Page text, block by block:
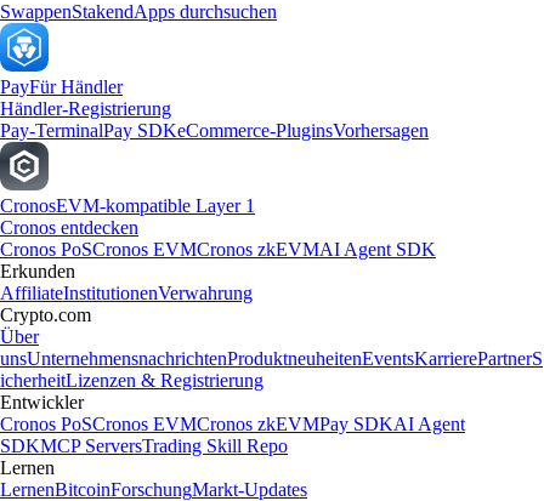
SwappenStakendApps durchsuchen
PayFür Händler
Händler-Registrierung
Pay-TerminalPay SDKeCommerce-PluginsVorhersagen
CronosEVM-kompatible Layer 1
Cronos entdecken
Cronos PoSCronos EVMCronos zkEVMAI Agent SDK
Erkunden
AffiliateInstitutionenVerwahrung
Crypto.com
Über
unsUnternehmensnachrichtenProduktneuheitenEventsKarrierePartnerS
icherheitLizenzen & Registrierung
Entwickler
Cronos PoSCronos EVMCronos zkEVMPay SDKAI Agent
SDKMCP ServersTrading Skill Repo
Lernen
LernenBitcoinForschungMarkt-Updates